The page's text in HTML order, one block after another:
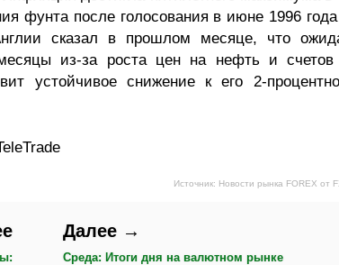
фунта после голосования в июне 1996
сказал в прошлом месяце, что
из-за роста цен на нефть и счетов
устойчивое снижение к его 2-
Источник: Новости рынка FOREX от
Далее →
Среда: Итоги дня на валютном рынке